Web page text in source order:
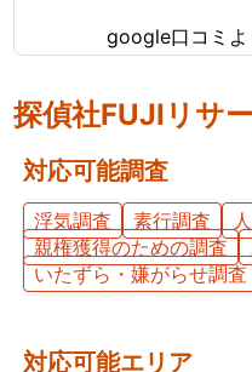
google口コミよ
探偵社FUJIリサ
対応可能調査
浮気調査 素行調査
親権獲得のための調査
いたずら・嫌がらせ調査
対応可能エリア